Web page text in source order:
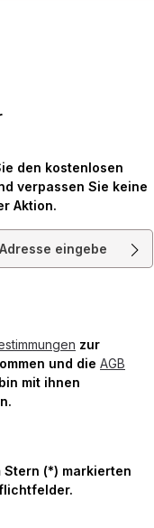
den kostenlosen
verpassen Sie keine
Aktion.
zur
und die AGB
mit ihnen
Stern (*) markierten